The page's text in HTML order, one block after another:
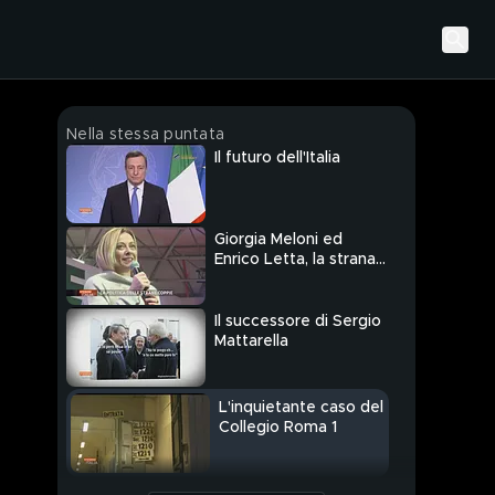
Nella stessa puntata
Il futuro dell'Italia
Giorgia Meloni ed
Enrico Letta, la strana
Il successore di Sergio
Mattarella
L'inquietante caso del
Collegio Roma 1